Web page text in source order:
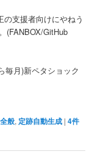
支援者向けにやねう
(FANBOX/GitHub
毎月)新ペタショック
般, 定跡自動生成 |4件